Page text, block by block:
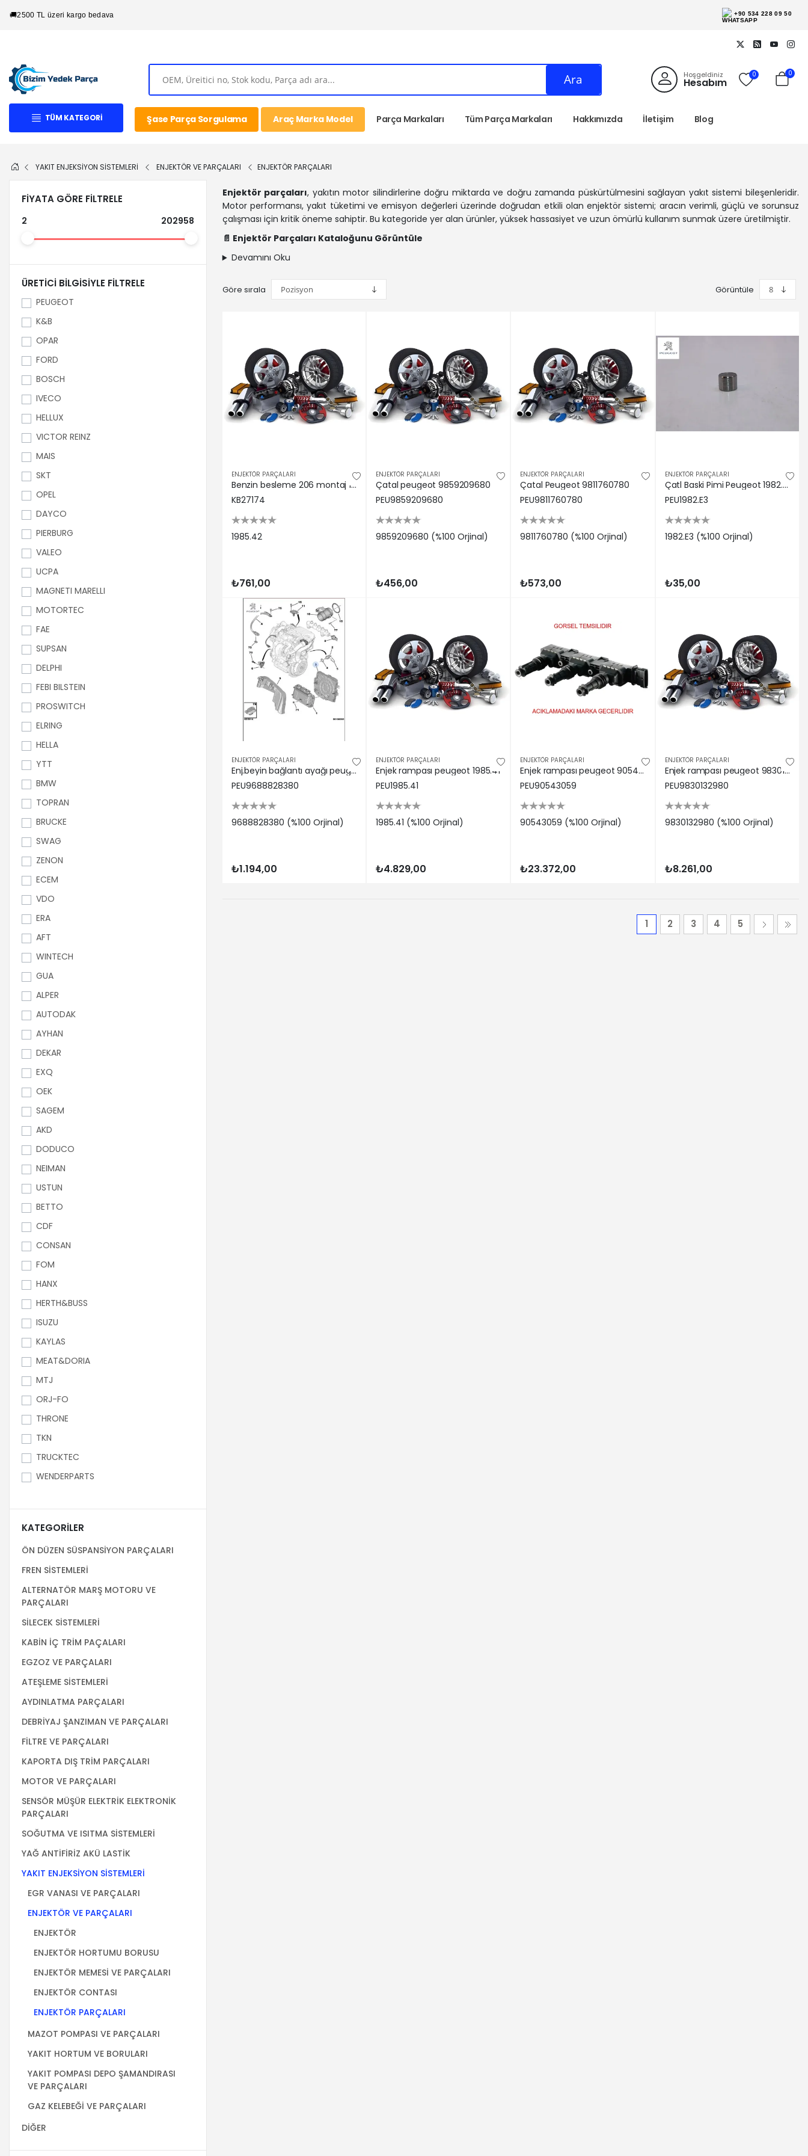
🚚2500 TL üzeri kargo bedava +90 534 228 09 50
Ara Hoşgeldiniz
Hesabım
0 0
TÜM KATEGORI Şase Parça Sorgulama Araç Marka Model Parça Markaları Tüm Parça Markaları Hakkımızda İletişim Blog
YAKIT ENJEKSİYON SİSTEMLERİ ENJEKTÖR VE PARÇALARI ENJEKTÖR PARÇALARI
FIYATA GÖRE FILTRELE
2 202958
ÜRETICI BILGISIYLE FILTRELE
PEUGEOT
K&B
OPAR
FORD
BOSCH
IVECO
HELLUX
VICTOR REINZ
MAIS
SKT
OPEL
DAYCO
PIERBURG
VALEO
UCPA
MAGNETI MARELLI
MOTORTEC
FAE
SUPSAN
DELPHI
FEBI BILSTEIN
PROSWITCH
ELRING
HELLA
YTT
BMW
TOPRAN
BRUCKE
SWAG
ZENON
ECEM
VDO
ERA
AFT
WINTECH
GUA
ALPER
AUTODAK
AYHAN
DEKAR
EXQ
OEK
SAGEM
AKD
DODUCO
NEIMAN
USTUN
BETTO
CDF
CONSAN
FOM
HANX
HERTH&BUSS
ISUZU
KAYLAS
MEAT&DORIA
MTJ
ORJ-FO
THRONE
TKN
TRUCKTEC
WENDERPARTS
KATEGORILER
ÖN DÜZEN SÜSPANSİYON PARÇALARI
FREN SİSTEMLERİ
ALTERNATÖR MARŞ MOTORU VE
PARÇALARI
SİLECEK SİSTEMLERİ
KABİN İÇ TRİM PAÇALARI
EGZOZ VE PARÇALARI
ATEŞLEME SİSTEMLERİ
AYDINLATMA PARÇALARI
DEBRİYAJ ŞANZIMAN VE PARÇALARI
FİLTRE VE PARÇALARI
KAPORTA DIŞ TRİM PARÇALARI
MOTOR VE PARÇALARI
SENSÖR MÜŞÜR ELEKTRİK ELEKTRONİK
PARÇALARI
SOĞUTMA VE ISITMA SİSTEMLERİ
YAĞ ANTİFİRİZ AKÜ LASTİK
YAKIT ENJEKSİYON SİSTEMLERİ
EGR VANASI VE PARÇALARI
ENJEKTÖR VE PARÇALARI
ENJEKTÖR
ENJEKTÖR HORTUMU BORUSU
ENJEKTÖR MEMESİ VE PARÇALARI
ENJEKTÖR CONTASI
ENJEKTÖR PARÇALARI
MAZOT POMPASI VE PARÇALARI
YAKIT HORTUM VE BORULARI
YAKIT POMPASI DEPO ŞAMANDIRASI
VE PARÇALARI
GAZ KELEBEĞİ VE PARÇALARI
DİĞER
Enjektör parçaları, yakıtın motor silindirlerine doğru miktarda ve doğru zamanda püskürtülmesini sağlayan yakıt sistemi bileşenleridir.
Motor performansı, yakıt tüketimi ve emisyon değerleri üzerinde doğrudan etkili olan enjektör sistemi; aracın verimli, güçlü ve sorunsuz
çalışması için kritik öneme sahiptir. Bu kategoride yer alan ürünler, yüksek hassasiyet ve uzun ömürlü kullanım sunmak üzere üretilmiştir.
📄 Enjektör Parçaları Kataloğunu Görüntüle
Devamını Oku
Göre sırala Görüntüle
ENJEKTÖR PARÇALARI
Benzin besleme 206 montaj 1985.42
KB27174
1985.42
₺761,00
ENJEKTÖR PARÇALARI
Çatal peugeot 9859209680
PEU9859209680
9859209680 (%100 Orjinal)
₺456,00
ENJEKTÖR PARÇALARI
Çatal Peugeot 9811760780
PEU9811760780
9811760780 (%100 Orjinal)
₺573,00
ENJEKTÖR PARÇALARI
Çatl Baski Pimi Peugeot 1982.E3
PEU1982.E3
1982.E3 (%100 Orjinal)
₺35,00
ENJEKTÖR PARÇALARI
Enj.beyin bağlantı ayağı peugeot 9688828380
PEU9688828380
9688828380 (%100 Orjinal)
₺1.194,00
ENJEKTÖR PARÇALARI
Enjek rampası peugeot 1985.41
PEU1985.41
1985.41 (%100 Orjinal)
₺4.829,00
ENJEKTÖR PARÇALARI
Enjek rampası peugeot 90543059
PEU90543059
90543059 (%100 Orjinal)
₺23.372,00
ENJEKTÖR PARÇALARI
Enjek rampası peugeot 9830132980
PEU9830132980
9830132980 (%100 Orjinal)
₺8.261,00
1 2 3 4 5